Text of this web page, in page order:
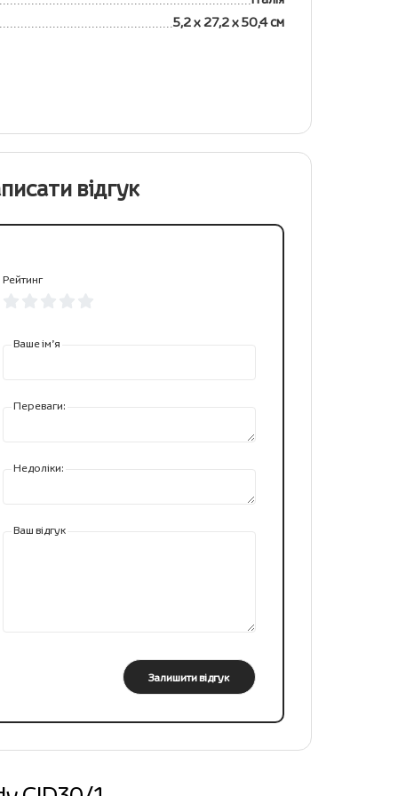
5,2 х 27,2 х 50,4 см
відгук
Рейтинг
Ваше ім’я
Переваги:
Недоліки:
Ваш відгук
Залишити відгук